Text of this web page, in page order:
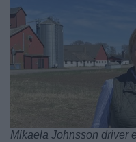
Mikaela Johnsson driver